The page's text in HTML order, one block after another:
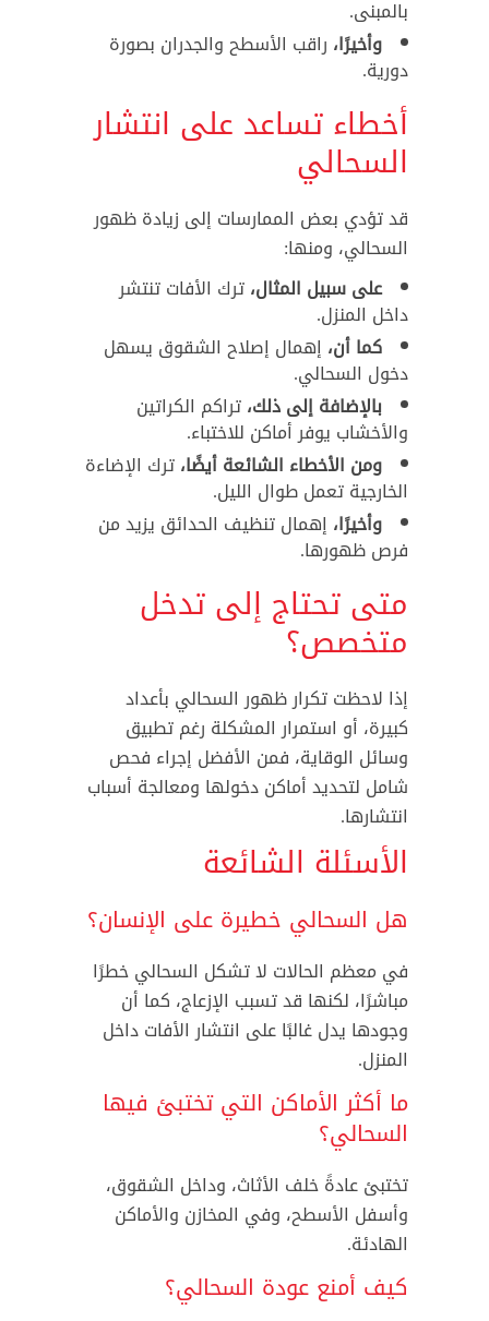
بالمبنى.
وأخيرًا، راقب الأسطح والجدران بصورة
دورية.
أخطاء تساعد على انتشار
السحالي
قد تؤدي بعض الممارسات إلى زيادة ظهور
السحالي، ومنها:
على سبيل المثال،ترك الأفات تنتشر
داخل المنزل.
كما أن، إهمال إصلاح الشقوق يسهل
دخول السحالي.
بالإضافة إلى ذلك،تراكم الكراتين
والأخشاب يوفر أماكن للاختباء.
ومن الأخطاء الشائعة أيضًا،ترك الإضاءة
الخارجية تعمل طوال الليل.
وأخيرًا، إهمال تنظيف الحدائق يزيد من
فرص ظهورها.
متى تحتاج إلى تدخل
متخصص؟
إذا لاحظت تكرار ظهور السحالي بأعداد
كبيرة، أو استمرار المشكلة رغم تطبيق
وسائل الوقاية، فمن الأفضل إجراء فحص
شامل لتحديد أماكن دخولها ومعالجة أسباب
انتشارها.
الأسئلة الشائعة
هل السحالي خطيرة على الإنسان؟
في معظم الحالات لا تشكل السحالي خطرًا
مباشرًا، لكنها قد تسبب الإزعاج، كما أن
وجودها يدل غالبًا على انتشار الأفات داخل
المنزل.
ما أكثر الأماكن التي تختبئ فيها
السحالي؟
تختبئ عادةً خلف الأثاث، وداخل الشقوق،
وأسفل الأسطح، وفي المخازن والأماكن
الهادئة.
كيف أمنع عودة السحالي؟